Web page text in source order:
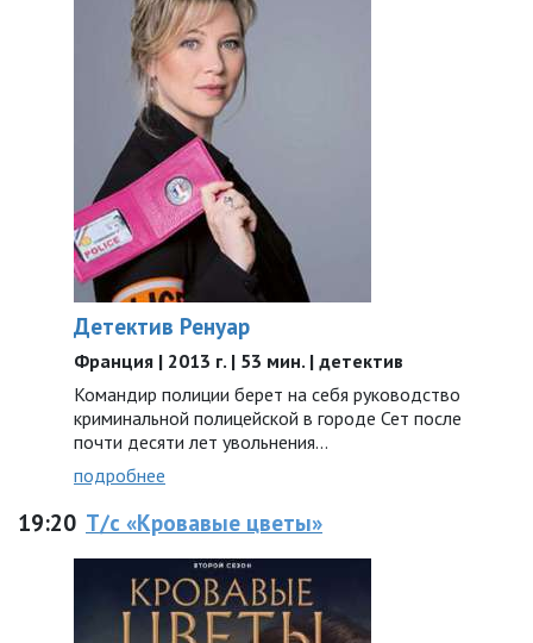
Детектив Ренуар
Франция | 2013 г. | 53 мин. | детектив
Командир полиции берет на себя руководство
криминальной полицейской в городе Сет после
почти десяти лет увольнения…
подробнее
19:20 Т/с «Кровавые цветы»